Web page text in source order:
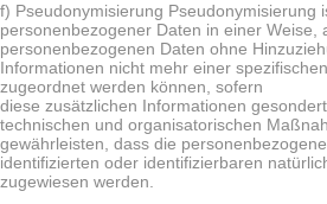
f) Pseudonymisierung Pseudonymisierung
personenbezogener Daten in einer Weise,
personenbezogenen Daten ohne
Informationen nicht mehr einer
zugeordnet werden können, sofern
diese zusätzlichen Informationen
technischen und organisatorischen
gewährleisten, dass die
identifizierten oder identifizierbaren
zugewiesen werden.